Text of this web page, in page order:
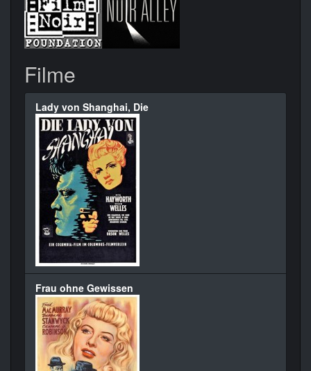
Filme
Lady von Shanghai, Die
Frau ohne Gewissen